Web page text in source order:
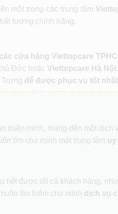
một trong các trung tâm
lượng chính hãng.
cửa hàng Viettopcare
Đức hoặc Viettopcare Hà Nội
để được phục vụ tốt
thiện mình, mang đến một
tìm cho mình một trung tâm uy
hết được tất cả khách hàng,
tìm kiếm cho mình dịch vụ